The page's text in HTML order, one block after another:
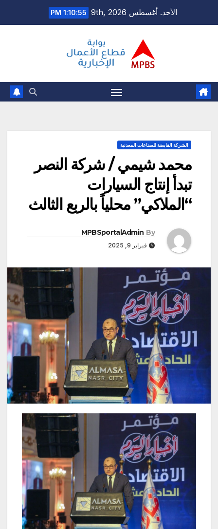
الأحد. أغسطس 9th, 2026 1:10:56 PM
الشركة القابضة للصناعات المعدنية
محمد شيمي / شركة النصر
تبدأ إنتاج السيارات
“الملاكي” محلياً بالربع الثالث
By
MPBSportalAdmin
فبراير 9, 2025